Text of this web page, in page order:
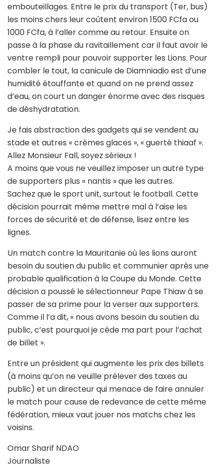
embouteillages. Entre le prix du transport (Ter, bus)
les moins chers leur coûtent environ 1500 FCfa ou
1000 FCfa, à l’aller comme au retour. Ensuite on
passe à la phase du ravitaillement car il faut avoir le
ventre rempli pour pouvoir supporter les Lions. Pour
combler le tout, la canicule de Diamniadio est d’une
humidité étouffante et quand on ne prend assez
d’eau, on court un danger énorme avec des risques
de déshydratation.
Je fais abstraction des gadgets qui se vendent au
stade et autres « crèmes glaces », « guerté thiaaf ».
Allez Monsieur Fall, soyez sérieux !
A moins que vous ne veuillez imposer un autre type
de supporters plus « nantis » que les autres.
Sachez que le sport unit, surtout le football. Cette
décision pourrait même mettre mal à l’aise les
forces de sécurité et de défense, lisez entre les
lignes.
Un match contre la Mauritanie où les lions auront
besoin du soutien du public et communier après une
probable qualification à la Coupe du Monde. Cette
décision a poussé le sélectionneur Pape Thiaw à se
passer de sa prime pour la verser aux supporters.
Comme il l’a dit, « nous avons besoin du soutien du
public, c’est pourquoi je cède ma part pour l’achat
de billet ».
Entre un président qui augmente les prix des billets
(à moins qu’on ne veuille prélever des taxes au
public) et un directeur qui menace de faire annuler
le match pour cause de redevance de cette même
fédération, mieux vaut jouer nos matchs chez les
voisins.
Omar Sharif NDAO
Journaliste